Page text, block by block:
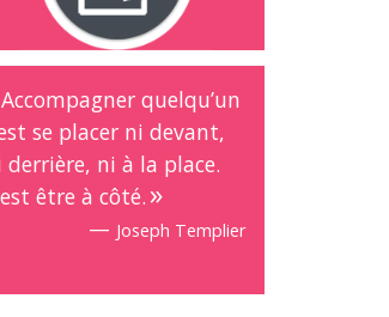
Accompagner quelqu’un
se placer ni devant,
derrière, ni à la place.
être à côté.
— Joseph Templier